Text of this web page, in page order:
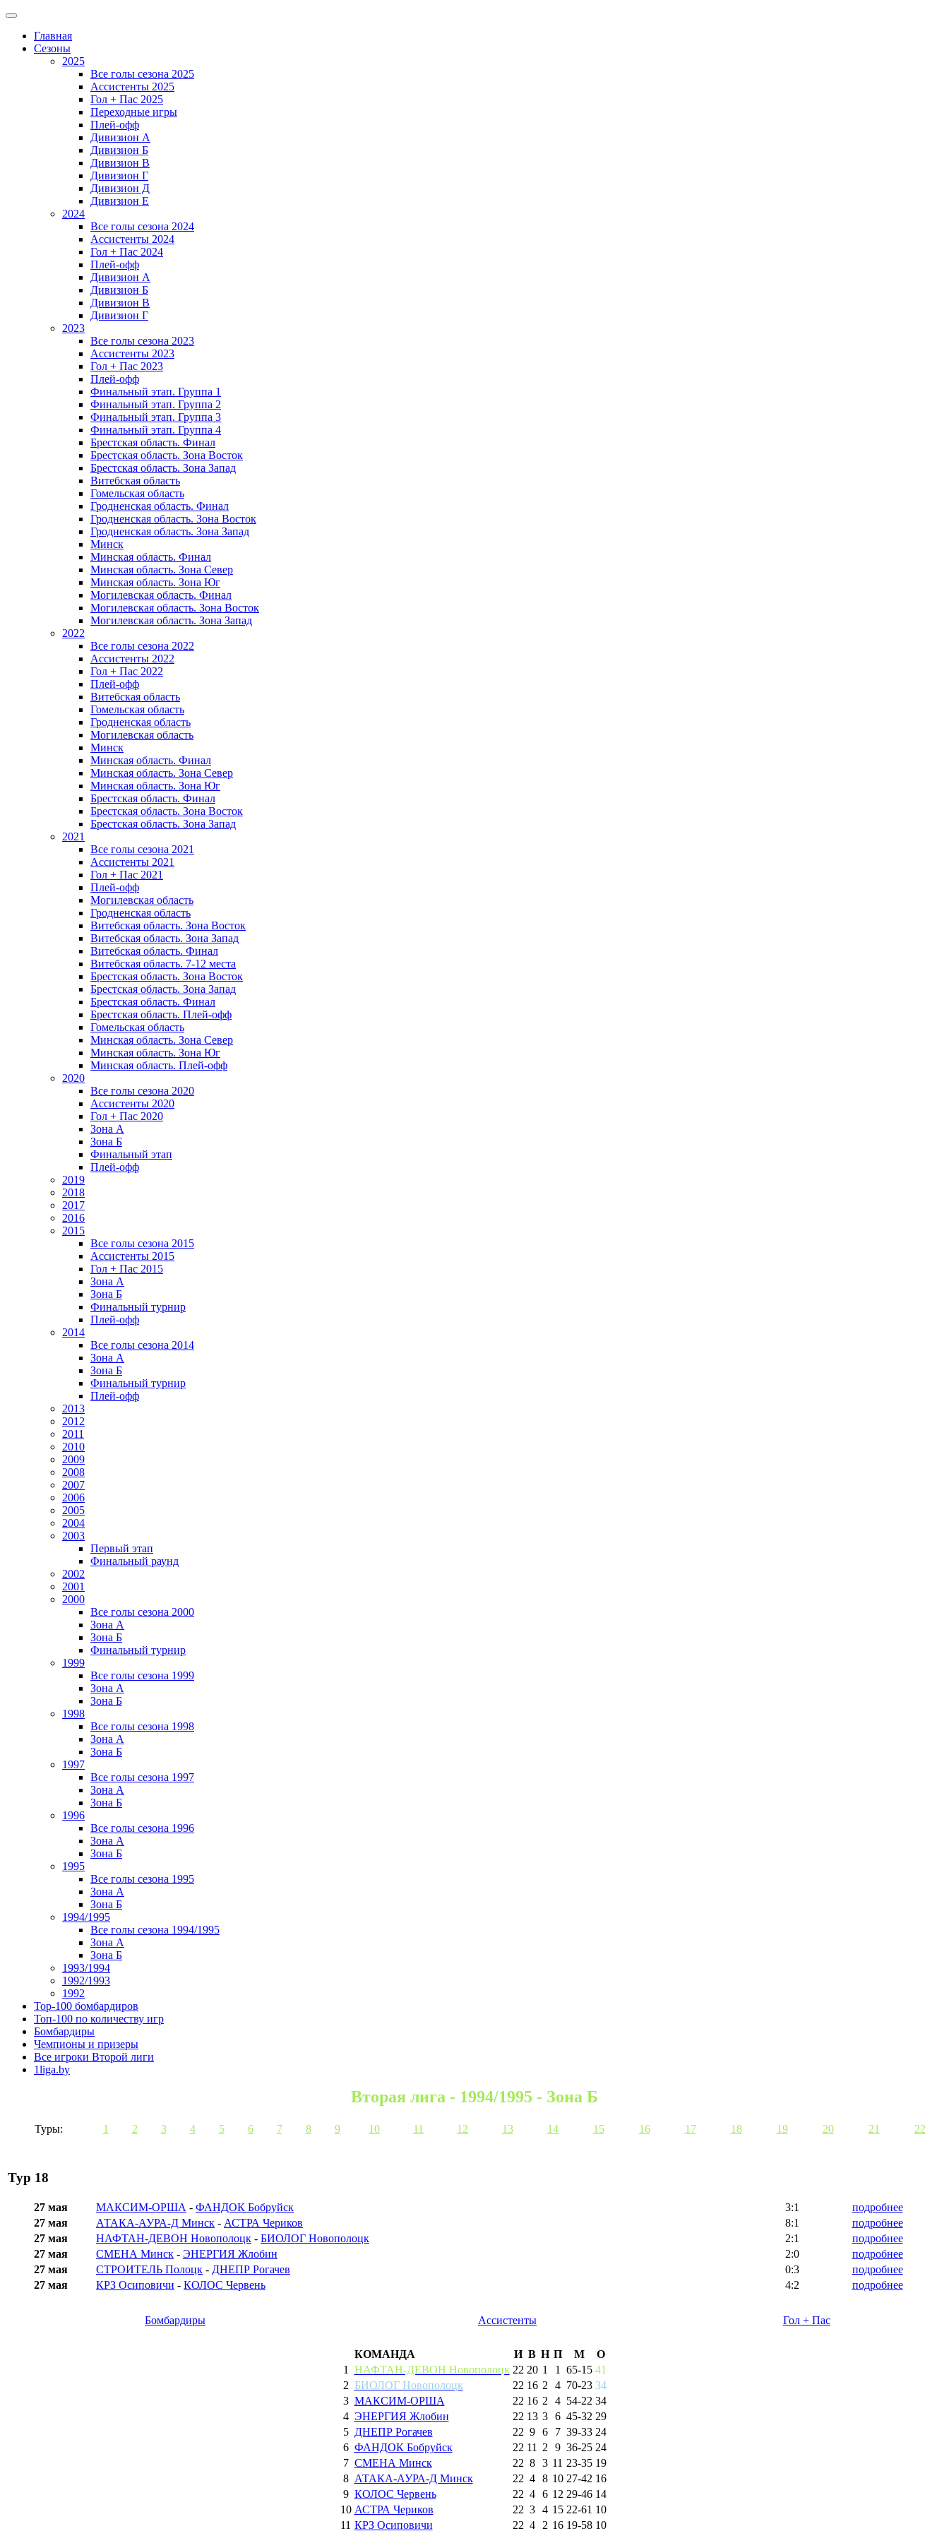
Главная
Сезоны
2025
Все голы сезона 2025
Ассистенты 2025
Гол + Пас 2025
Переходные игры
Плей-офф
Дивизион A
Дивизион Б
Дивизион В
Дивизион Г
Дивизион Д
Дивизион Е
2024
Все голы сезона 2024
Ассистенты 2024
Гол + Пас 2024
Плей-офф
Дивизион A
Дивизион Б
Дивизион В
Дивизион Г
2023
Все голы сезона 2023
Ассистенты 2023
Гол + Пас 2023
Плей-офф
Финальный этап. Группа 1
Финальный этап. Группа 2
Финальный этап. Группа 3
Финальный этап. Группа 4
Брестская область. Финал
Брестская область. Зона Восток
Брестская область. Зона Запад
Витебская область
Гомельская область
Гродненская область. Финал
Гродненская область. Зона Восток
Гродненская область. Зона Запад
Минск
Минская область. Финал
Минская область. Зона Север
Минская область. Зона Юг
Могилевская область. Финал
Могилевская область. Зона Восток
Могилевская область. Зона Запад
2022
Все голы сезона 2022
Ассистенты 2022
Гол + Пас 2022
Плей-офф
Витебская область
Гомельская область
Гродненская область
Могилевская область
Минск
Mинская область. Финал
Минская область. Зона Север
Минская область. Зона Юг
Брестская область. Финал
Брестская область. Зона Восток
Брестская область. Зона Запад
2021
Все голы сезона 2021
Ассистенты 2021
Гол + Пас 2021
Плей-офф
Могилевская область
Гродненская область
Витебская область. Зона Восток
Витебская область. Зона Запад
Витебская область. Финал
Витебская область. 7-12 места
Брестская область. Зона Восток
Брестская область. Зона Запад
Брестская область. Финал
Брестская область. Плей-офф
Гомельская область
Минская область. Зона Север
Минская область. Зона Юг
Минская область. Плей-офф
2020
Все голы сезона 2020
Ассистенты 2020
Гол + Пас 2020
Зона А
Зона Б
Финальный этап
Плей-офф
2019
2018
2017
2016
2015
Все голы сезона 2015
Ассистенты 2015
Гол + Пас 2015
Зона А
Зона Б
Финальный турнир
Плей-офф
2014
Все голы сезона 2014
Зона А
Зона Б
Финальный турнир
Плей-офф
2013
2012
2011
2010
2009
2008
2007
2006
2005
2004
2003
Первый этап
Финальный раунд
2002
2001
2000
Все голы сезона 2000
Зона А
Зона Б
Финальный турнир
1999
Все голы сезона 1999
Зона А
Зона Б
1998
Все голы сезона 1998
Зона А
Зона Б
1997
Все голы сезона 1997
Зона А
Зона Б
1996
Все голы сезона 1996
Зона А
Зона Б
1995
Все голы сезона 1995
Зона А
Зона Б
1994/1995
Все голы сезона 1994/1995
Зона А
Зона Б
1993/1994
1992/1993
1992
Top-100 бомбардиров
Топ-100 по количеству игр
Бомбардиры
Чемпионы и призеры
Все игроки Второй лиги
1liga.by
Вторая лига - 1994/1995 - Зона Б
Туры: 1 2 3 4 5 6 7 8 9 10 11 12 13 14 15 16 17 18 19 20 21 22
Тур 18
27 мая МАКСИМ-ОРША - ФАНДОК Бобруйск 3:1
подробнее
27 мая
АТАКА-АУРА-Д Минск - АСТРА Чериков 8:1
подробнее
27 мая
НАФТАН-ДЕВОН Новополоцк - БИОЛОГ Новополоцк 2:1
подробнее
27 мая
СМЕНА Минск - ЭНЕРГИЯ Жлобин 2:0
подробнее
27 мая
СТРОИТЕЛЬ Полоцк - ДНЕПР Рогачев 0:3
подробнее
27 мая
КРЗ Осиповичи - КОЛОС Червень 4:2 подробнее
Бомбардиры Ассистенты Гол + Пас
КОМАНДА И В Н П М
О
1
НАФТАН-ДЕВОН Новополоцк 22 20 1 1 65-15 41
2 БИОЛОГ Новополоцк 22 16 2 4 70-23 34
3 МАКСИМ-ОРША 22 16 2 4 54-22 34
4 ЭНЕРГИЯ Жлобин 22 13 3 6 45-32 29
5 ДНЕПР Рогачев 22 9 6 7 39-33 24
6 ФАНДОК Бобруйск 22 11 2 9 36-25 24
7 СМЕНА Минск 22 8 3 11 23-35 19
8 АТАКА-АУРА-Д Минск 22 4 8 10 27-42 16
9 КОЛОС Червень 22 4 6 12 29-46 14
10 АСТРА Чериков 22 3 4 15 22-61 10
11 КРЗ Осиповичи 22 4 2 16 19-58 10